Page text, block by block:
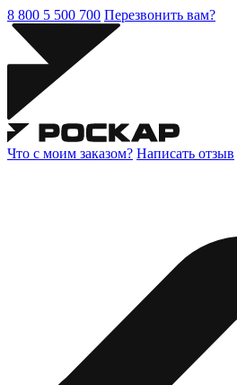
8 800 5 500 700 Перезвонить вам?
Что с моим заказом? Написать отзыв